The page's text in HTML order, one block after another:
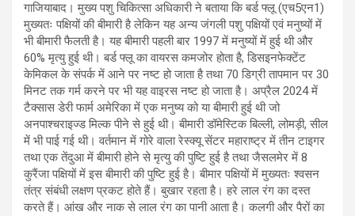
गाजियाबाद। मुख्य पशु चिकित्सा अधिकारी ने बताया कि बर्ड फ्लू (एच5एन1)
मुख्यतः पक्षियों की बीमारी है लेकिन यह अन्य जंगली पशु पक्षियों एवं मनुष्यों में
भी बीमारी फैलती है। यह बीमारी पहली बार 1997 में मनुष्यों में हुई थी और
60% मृत्यु हुई थी। बर्ड फ्लू का वायरस कमजोर होता है, डिसइनफेक्टेंट
केमिकल के संपर्क में आने पर नष्ट हो जाता है तथा 70 डिग्री तापमान पर 30
मिनट तक गर्म करने पर भी यह वाइरस नष्ट हो जाता है। अप्रैल 2024 में
टैक्सास डेरी फार्म अमेरिका में एक मनुष्य को या बीमारी हुई थी जो
अनपाश्चराइज्ड मिल्क पीने से हुई थी। बीमारी डॉमेस्टिक बिल्ली, लोमड़ी, सील
में भी पाई गई थी। वर्तमान में गोरे वाला रेस्क्यू सेंटर महाराष्ट्र में तीन टाइगर
तथा एक तेंदुआ में बीमारी होने से मृत्यु की पुष्टि हुई है तथा जैसलमेर में 8
कुरैंजा पक्षियों में इस बीमारी की पुष्टि हुई है। बीमार पक्षियों में मुख्यतः श्वसन
तंत्र संबंधी लक्षण प्रकट होते हैं। बुखार रहता है। हरे लाल रंग का दस्त
करते हैं। आंख और नाक से लाल रंग का पानी आता है। कलगी और पैरों का